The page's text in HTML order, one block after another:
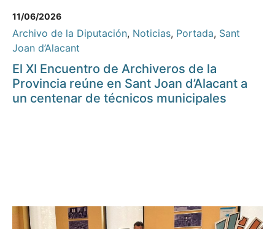
11/06/2026
Archivo de la Diputación, Noticias, Portada, Sant
Joan d’Alacant
El XI Encuentro de Archiveros de la
Provincia reúne en Sant Joan d’Alacant a
un centenar de técnicos municipales